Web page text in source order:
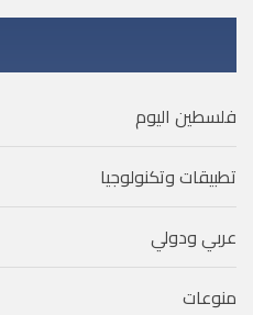
فلسطين اليوم
تطبيقات وتكنولوجيا
عربي ودولي
منوعات